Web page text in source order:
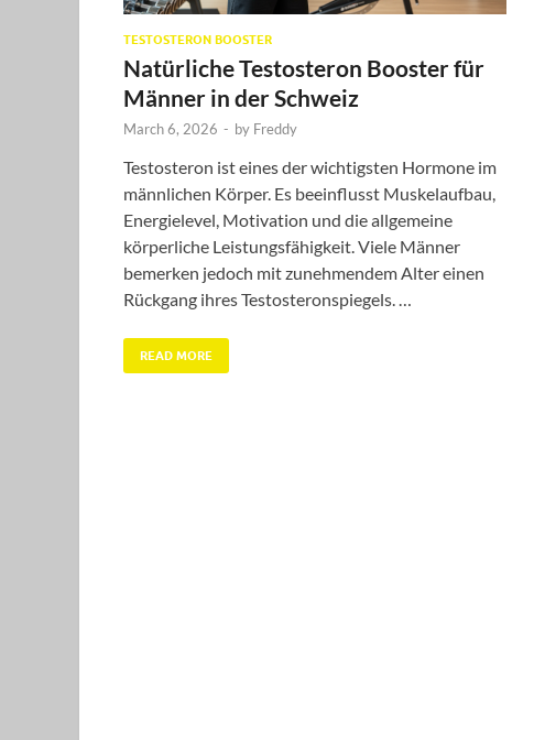
TESTOSTERON BOOSTER
Natürliche Testosteron Booster für
Männer in der Schweiz
March 6, 2026 - by Freddy
Testosteron ist eines der wichtigsten Hormone im
männlichen Körper. Es beeinflusst Muskelaufbau,
Energielevel, Motivation und die allgemeine
körperliche Leistungsfähigkeit. Viele Männer
bemerken jedoch mit zunehmendem Alter einen
Rückgang ihres Testosteronspiegels. …
READ MORE